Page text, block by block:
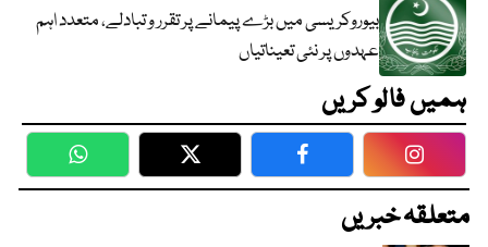
بیوروکریسی میں بڑے پیمانے پر تقرر و تبادلے، متعدد اہم
عہدوں پر نئی تعیناتیاں
ہمیں فالو کریں
WhatsApp Twitter Facebook
متعلقہ خبریں